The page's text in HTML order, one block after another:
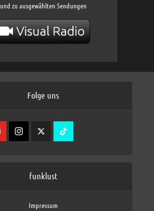
und zu ausgewählten Sendungen
Folge uns
funklust
Impressum